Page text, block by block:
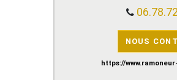
NOUS
https://